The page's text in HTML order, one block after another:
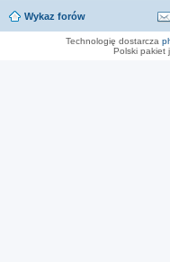
Wykaz forów
Technologię dostarcza
Polski pakiet